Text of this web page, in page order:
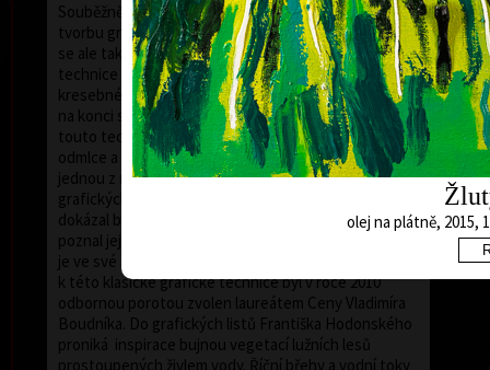
Souběžně s tvorbou malířskou rozvíjí také bohatou
tvorbu grafickou. Začínal technikou linořezu, věnoval
se ale také leptu, akvatintě a dlouhodobě litografii -
technice propojující specifika malířského a
kresebného projevu. Dřevořez si poprvé vyzkoušel
na konci sedmdesátých let. Kontinuálně však začal
touto technikou pracovat teprve po několikaleté
odmlce a ve svém úsilí pokračuje dodnes. Dřevořez je
jednou z nejstarších, ale také nejnáročnějších
grafických technik. František Hodonský se s ní
dokázal během dvou uplynulých desetiletí zcela sžít,
poznal její charakteristické rysy i specifika a dokázal
je ve své tvorbě plně rozvinout. Za inovativní přístup
k této klasické grafické technice byl v roce 2010
odbornou porotou zvolen laureátem Ceny Vladimíra
Boudníka. Do grafických listů Františka Hodonského
proniká inspirace bujnou vegetací lužních lesů
prostoupených živlem vody. Říční břehy a vodní toky
olej na plátně, 2015,